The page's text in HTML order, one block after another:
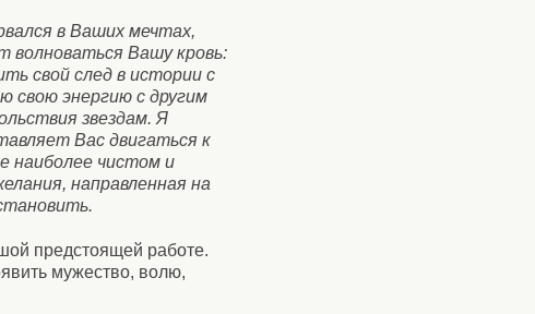
в Ваших мечтах,
волноваться Вашу кровь:
свой след в истории с
свою энергию с другим
звездам. Я
Вас двигаться к
наиболее чистом и
направленная на
предстоящей работе.
мужество, волю,